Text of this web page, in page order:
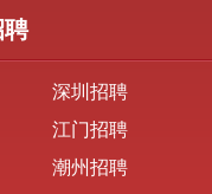
聘
深圳招聘
江门招聘
潮州招聘